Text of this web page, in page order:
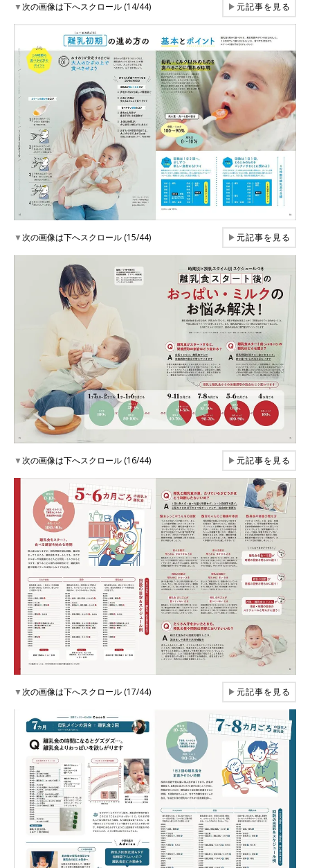
▼次の画像は下へスクロール (14/44) ▶元記事を見る
▼次の画像は下へスクロール (15/44) ▶元記事を見る
▼次の画像は下へスクロール (16/44) ▶元記事を見る
▼次の画像は下へスクロール (17/44) ▶元記事を見る